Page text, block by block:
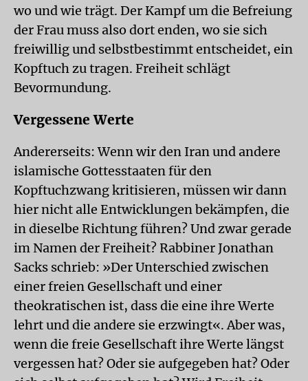
wo und wie trägt. Der Kampf um die Befreiung
der Frau muss also dort enden, wo sie sich
freiwillig und selbstbestimmt entscheidet, ein
Kopftuch zu tragen. Freiheit schlägt
Bevormundung.
Vergessene Werte
Andererseits: Wenn wir den Iran und andere
islamische Gottesstaaten für den
Kopftuchzwang kritisieren, müssen wir dann
hier nicht alle Entwicklungen bekämpfen, die
in dieselbe Richtung führen? Und zwar gerade
im Namen der Freiheit? Rabbiner Jonathan
Sacks schrieb: »Der Unterschied zwischen
einer freien Gesellschaft und einer
theokratischen ist, dass die eine ihre Werte
lehrt und die andere sie erzwingt«. Aber was,
wenn die freie Gesellschaft ihre Werte längst
vergessen hat? Oder sie aufgegeben hat? Oder